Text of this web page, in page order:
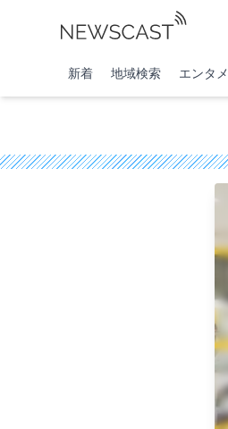
新着 地域検索 エンタメ